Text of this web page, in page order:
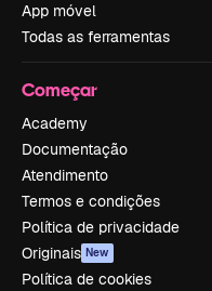
App móvel
Todas as ferramentas
Começar
Academy
Documentação
Atendimento
Termos e condições
Política de privacidade
Originais New
Política de cookies